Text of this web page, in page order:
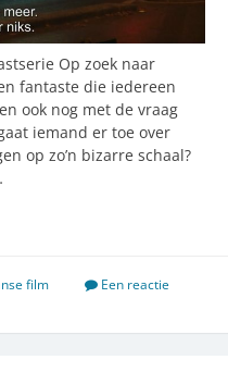
Op zoek naar
fantaste die iedereen
ook nog met de vraag
iemand er toe over
op zo’n bizarre schaal?
film
Een reactie